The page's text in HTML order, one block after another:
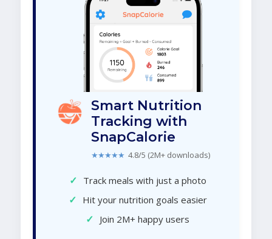
Smart Nutrition
Tracking with
SnapCalorie
★★★★★ 4.8/5 (2M+ downloads)
✓ Track meals with just a photo
✓ Hit your nutrition goals easier
✓ Join 2M+ happy users